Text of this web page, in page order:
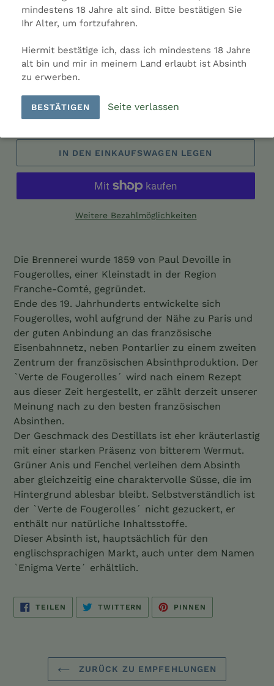
mindestens 18 Jahre alt sind. Bitte bestätigen Sie
Ihr Alter, um fortzufahren.
Hiermit bestätige ich, dass ich mindestens 18 Jahre
alt bin und mir in meinem Land erlaubt ist Absinth
zu erwerben.
BESTÄTIGEN Seite verlassen
Farbe: Grün
Hersteller: Distillerie Paul Devoille
Land: Frankreich
IN DEN EINKAUFSWAGEN LEGEN
Weitere Bezahlmöglichkeiten
wird
Warenkorb
hinzugefügt
Die Brennerei wurde 1859 von Paul Devoille in
Fougerolles, einer Kleinstadt in der Region
Franche-Comté, gegründet.
Ende des 19. Jahrhunderts entwickelte sich
Fougerolles, wohl aufgrund der Nähe zu Paris und
der guten Anbindung an das französische
Eisenbahnnetz, neben Pontarlier zu einem zweiten
Zentrum der französischen Absinthproduktion. Der
`Verte de Fougerolles´ wird nach einem Rezept
aus dieser Zeit hergestellt, er zählt derzeit unserer
Meinung nach zu den besten französischen
Absinthen.
Der Geschmack des Destillats ist eher kräuterlastig
mit einer starken Präsenz von bitterem Wermut.
Grüner Anis und Fenchel verleihen dem Absinth
aber gleichzeitig eine charaktervolle Süsse, die im
Hintergrund ablesbar bleibt. Selbstverständlich ist
der `Verte de Fougerolles´ nicht gezuckert, er
enthält nur natürliche Inhaltsstoffe.
Dieser Absinth ist, hauptsächlich für den
englischsprachigen Markt, auch unter dem Namen
`Enigma Verte´ erhältlich.
TEILEN
FACEBOOK
TEILEN
TWITTERN
TWITTER
TWITTERN
PINNEN
PINNEN
ZURÜCK ZU EMPFEHLUNGEN